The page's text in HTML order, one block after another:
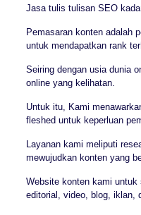
Jasa tulis tulisan SEO
Pemasaran konten adalah
untuk mendapatkan rank
Seiring dengan usia dunia
online yang kelihatan.
Untuk itu, Kami
fleshed untuk keperluan
Layanan kami meliputi
mewujudkan konten yang
Website konten kami untuk
editorial, video, blog, iklan,